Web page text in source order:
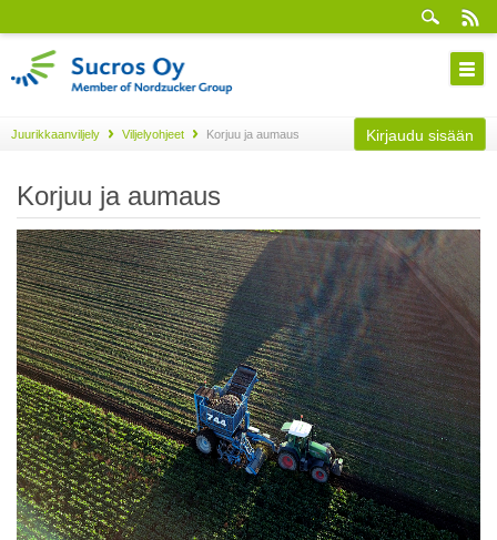
Juurikkaanviljely Viljelyohjeet Korjuu ja aumaus Kirjaudu sisään
Korjuu ja aumaus